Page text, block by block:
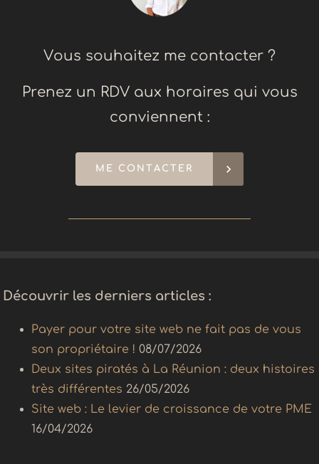
Vous souhaitez me contacter ?
Prenez un RDV aux horaires qui vous
conviennent :
ME CONTACTER keyboard_arrow_right
Découvrir les derniers articles :
Payer pour votre site web ne fait pas de vous
son propriétaire ! 08/07/2026
Deux sites piratés à La Réunion : deux histoires
très différentes 26/05/2026
Site web : Le levier de croissance de votre PME
16/04/2026